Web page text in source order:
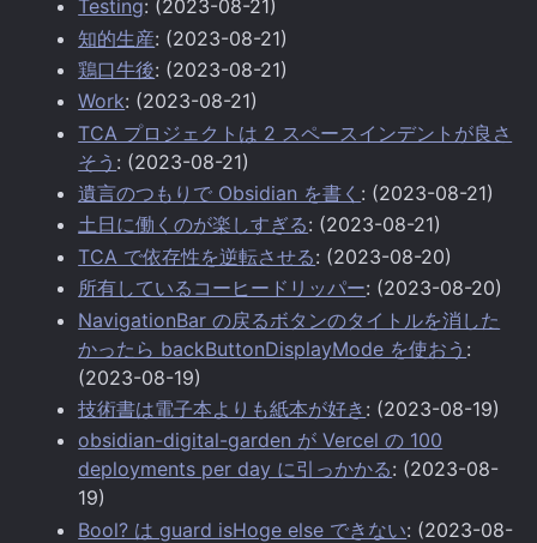
Testing: (2023-08-21)
知的生産: (2023-08-21)
鶏口牛後: (2023-08-21)
Work: (2023-08-21)
TCA プロジェクトは 2 スペースインデントが良さ
そう : (2023-08-21)
遺言のつもりで Obsidian を書く : (2023-08-21)
土日に働くのが楽しすぎる: (2023-08-21)
TCA で依存性を逆転させる: (2023-08-20)
所有しているコーヒードリッパー: (2023-08-20)
NavigationBar の戻るボタンのタイトルを消した
かったら backButtonDisplayMode を使おう :
(2023-08-19)
技術書は電子本よりも紙本が好き : (2023-08-19)
obsidian-digital-garden が Vercel の 100
deployments per day に引っかかる: (2023-08-
19)
Bool? は guard isHoge else できない: (2023-08-